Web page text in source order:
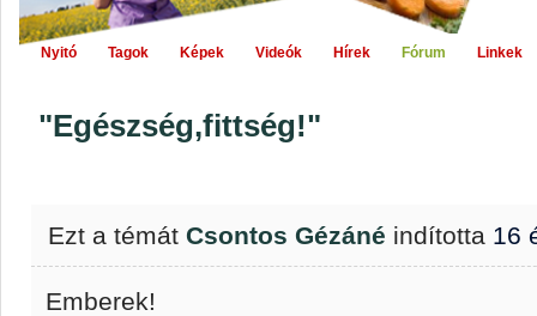
Nyitó Tagok Képek Videók Hírek Fórum Linkek
"Egészség,fittség!"
Ezt a témát Csontos Gézáné indította 16
Emberek!